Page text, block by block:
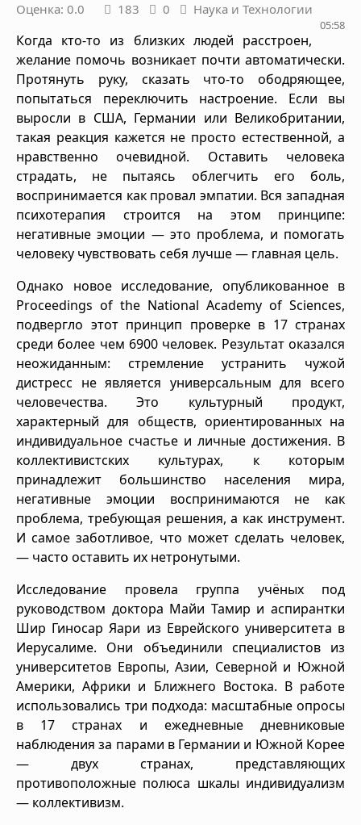
Оценка: 0.0 183 0 Наука и Технологии
05:58
Когда кто-то из близких людей расстроен,
желание помочь возникает почти автоматически.
Протянуть руку, сказать что-то ободряющее,
попытаться переключить настроение. Если вы
выросли в США, Германии или Великобритании,
такая реакция кажется не просто естественной, а
нравственно очевидной. Оставить человека
страдать, не пытаясь облегчить его боль,
воспринимается как провал эмпатии. Вся западная
психотерапия строится на этом принципе:
негативные эмоции — это проблема, и помогать
человеку чувствовать себя лучше — главная цель.
Однако новое исследование, опубликованное в
Proceedings of the National Academy of Sciences,
подвергло этот принцип проверке в 17 странах
среди более чем 6900 человек. Результат оказался
неожиданным: стремление устранить чужой
дистресс не является универсальным для всего
человечества. Это культурный продукт,
характерный для обществ, ориентированных на
индивидуальное счастье и личные достижения. В
коллективистских культурах, к которым
принадлежит большинство населения мира,
негативные эмоции воспринимаются не как
проблема, требующая решения, а как инструмент.
И самое заботливое, что может сделать человек,
— часто оставить их нетронутыми.
Исследование провела группа учёных под
руководством доктора Майи Тамир и аспирантки
Шир Гиносар Яари из Еврейского университета в
Иерусалиме. Они объединили специалистов из
университетов Европы, Азии, Северной и Южной
Америки, Африки и Ближнего Востока. В работе
использовались три подхода: масштабные опросы
в 17 странах и ежедневные дневниковые
наблюдения за парами в Германии и Южной Корее
— двух странах, представляющих
противоположные полюса шкалы индивидуализм
— коллективизм.